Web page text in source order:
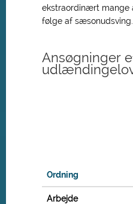
ekstraordinært mange
følge af sæsonudsving.
Ansøgninger
Ordning
Arbejde